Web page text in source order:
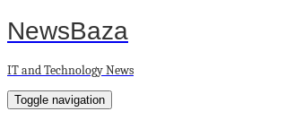
NewsBaza
IT and Technology News
Toggle navigation